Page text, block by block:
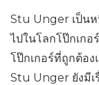
Stu Unger เป็น
ไปในโลกโป๊กเก
โป๊กเกอร์ที่ถูกต้อ
Stu Unger ยังมีเ